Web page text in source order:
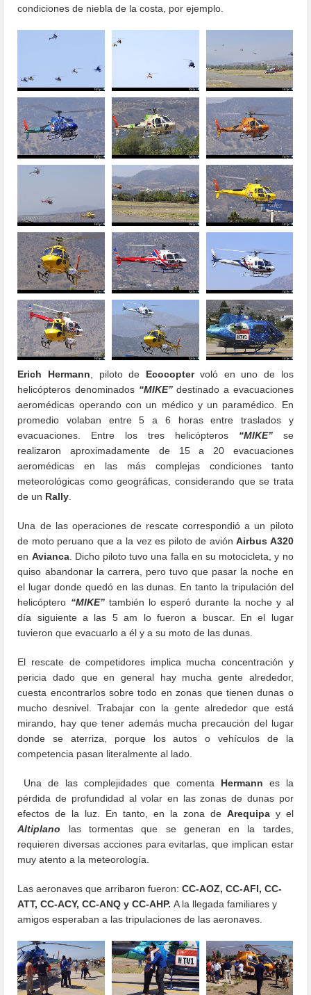
condiciones de niebla de la costa, por ejemplo.
Erich Hermann, piloto de Ecocoptervoló en uno de los
helicópteros denominados “MIKE”destinado a evacuaciones
aeromédicas operando con un médico y un paramédico. En
promedio volaban entre 5 a 6 horas entre traslados y
evacuaciones. Entre los tres helicópteros “MIKE”se
realizaron aproximadamente de 15 a 20 evacuaciones
aeromédicas en las más complejas condiciones tanto
meteorológicas como geográficas, considerando que se trata
de un Rally.
Una de las operaciones de rescate correspondió a un piloto
de moto peruano que a la vez es piloto de aviónAirbus A320
en Avianca. Dicho piloto tuvo una falla en su motocicleta, y no
quiso abandonar la carrera, pero tuvo que pasar la noche en
el lugar donde quedó en las dunas. En tanto la tripulación del
helicóptero “MIKE”también lo esperó durante la noche y al
día siguiente a las 5 am lo fueron a buscar. En el lugar
tuvieron que evacuarlo a él y a su moto de las dunas.
El rescate de competidores implica mucha concentración y
pericia dado que en general hay mucha gente alrededor,
cuesta encontrarlos sobre todo en zonas que tienen dunas o
mucho desnivel. Trabajar con la gente alrededor que está
mirando, hay que tener además mucha precaución del lugar
donde se aterriza, porque los autos o vehículos de la
competencia pasan literalmente al lado.
Una de las complejidades que comenta Hermann es la
pérdida de profundidad al volar en las zonas de dunas por
efectos de la luz. En tanto, en la zona de Arequipay el
Altiplano
las tormentas que se generan en la tardes,
requieren diversas acciones para evitarlas, que implican estar
muy atento a la meteorología.
Las aeronaves que arribaron fueron:CC-AOZ, CC-AFI, CC-
ATT, CC-ACY, CC-ANQ y CC-AHP.A la llegada familiares y
amigos esperaban a las tripulaciones de las aeronaves.